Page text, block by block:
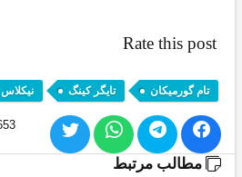
Rate this
گورمیکان , تایگر کینگ , نیکلاس کیج
مطالب مرتبط